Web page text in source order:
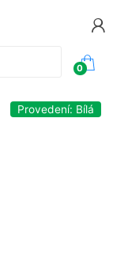
0
Provedení: Bílá